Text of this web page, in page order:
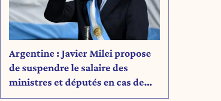
Argentine : Javier Milei propose
de suspendre le salaire des
ministres et députés en cas de
déficit budgétaire